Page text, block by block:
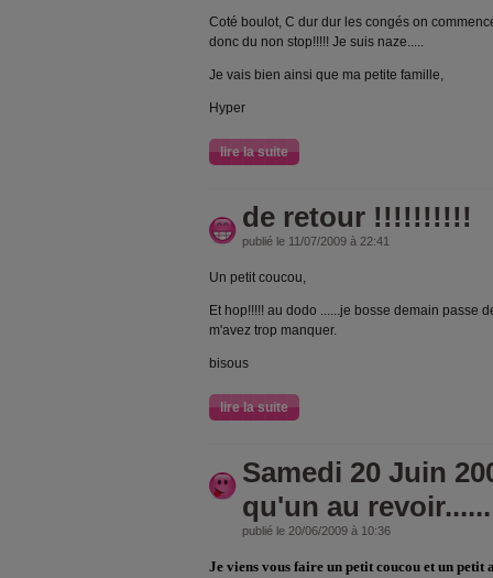
Coté boulot, C dur dur les congés on
donc du non stop!!!!! Je suis naze.....
Je vais bien ainsi que ma petite famille,
Hyper
lire la suite
de retour !!!!!!!!!!
publié le 11/07/2009 à 22:41
Un petit coucou,
Et hop!!!!! au dodo ......je bosse demain passe
m'avez trop manquer.
bisous
lire la suite
Samedi 20 Juin
qu'un au revoir......
publié le 20/06/2009 à 10:36
Je viens vous faire un petit coucou et un petit